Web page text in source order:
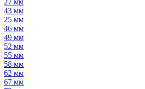
27 мм
43 мм
25 мм
46 мм
49 мм
52 мм
55 мм
58 мм
62 мм
67 мм